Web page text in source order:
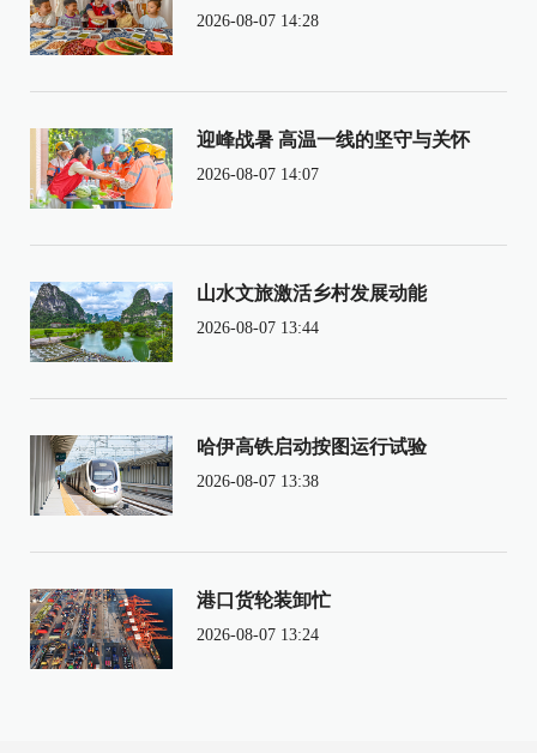
2026-08-07 14:28
迎峰战暑 高温一线的坚守与关怀
2026-08-07 14:07
山水文旅激活乡村发展动能
2026-08-07 13:44
哈伊高铁启动按图运行试验
2026-08-07 13:38
港口货轮装卸忙
2026-08-07 13:24